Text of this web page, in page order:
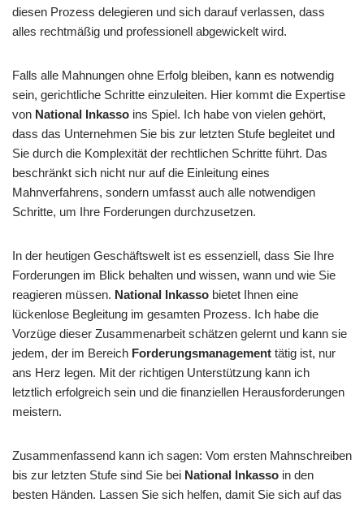
diesen Prozess delegieren und sich darauf verlassen, dass
alles rechtmäßig und professionell abgewickelt wird.
Falls alle Mahnungen ohne Erfolg bleiben, kann es notwendig
sein, gerichtliche Schritte einzuleiten. Hier kommt die Expertise
von National Inkasso ins Spiel. Ich habe von vielen gehört,
dass das Unternehmen Sie bis zur letzten Stufe begleitet und
Sie durch die Komplexität der rechtlichen Schritte führt. Das
beschränkt sich nicht nur auf die Einleitung eines
Mahnverfahrens, sondern umfasst auch alle notwendigen
Schritte, um Ihre Forderungen durchzusetzen.
In der heutigen Geschäftswelt ist es essenziell, dass Sie Ihre
Forderungen im Blick behalten und wissen, wann und wie Sie
reagieren müssen. National Inkasso bietet Ihnen eine
lückenlose Begleitung im gesamten Prozess. Ich habe die
Vorzüge dieser Zusammenarbeit schätzen gelernt und kann sie
jedem, der im Bereich Forderungsmanagement tätig ist, nur
ans Herz legen. Mit der richtigen Unterstützung kann ich
letztlich erfolgreich sein und die finanziellen Herausforderungen
meistern.
Zusammenfassend kann ich sagen: Vom ersten Mahnschreiben
bis zur letzten Stufe sind Sie bei National Inkasso in den
besten Händen. Lassen Sie sich helfen, damit Sie sich auf das